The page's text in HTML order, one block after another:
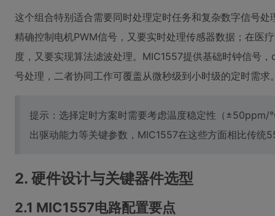
这个组合特别适合需要同时处理定时任务和复杂数字信号
精确控制电机PWM信号，又要实时处理传感器数据；在医
度，又要实现算法滤波处理。MIC1557提供基础时钟信号
号处理，二者协同工作可覆盖从微秒级到小时级的定时需求
提示：选择定时方案时需要考虑温度稳定性（
出驱动能力等关键参数，MIC1557在这些方面相比传统
2. 硬件设计与关键器件选型
2.1 MIC1557电路配置要点